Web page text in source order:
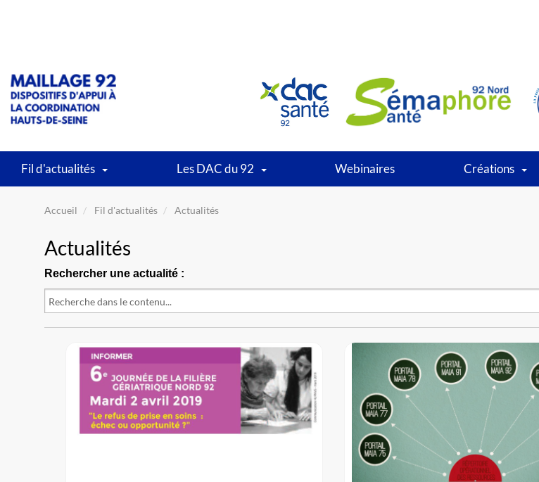
Fil d'actualités Les DAC du 92 Webinaires Créations
Accueil Fil d'actualités Actualités
Actualités
Rechercher une actualité :